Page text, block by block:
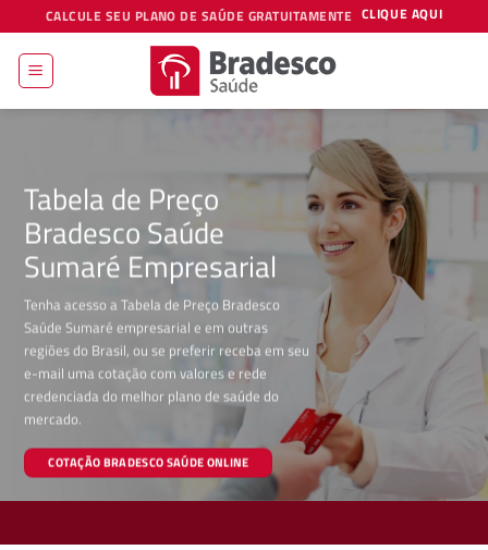
to
content
CALCULE SEU PLANO DE SAÚDE GRATUITAMENTE CLIQUE AQUI
Tabela de Preço
Bradesco Saúde
Sumaré Empresarial
Tenha acesso a Tabela de Preço Bradesco
Saúde Sumaré empresarial e em outras
regiões do Brasil, ou se preferir receba em seu
e-mail uma cotação com valores e rede
credenciada do melhor plano de saúde do
mercado.
COTAÇÃO BRADESCO SAÚDE ONLINE